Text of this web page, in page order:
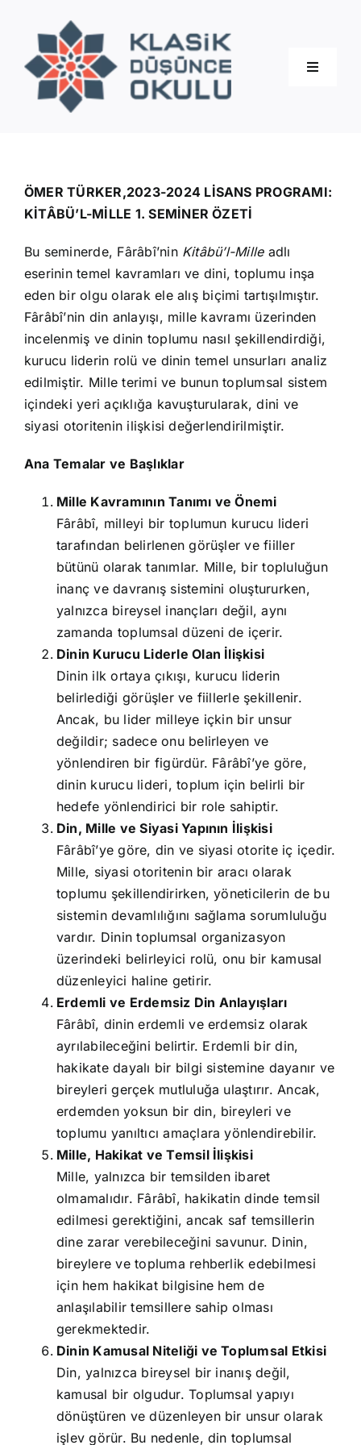
content
Toggle
Eğitimler
İletişim
ÖMER TÜRKER,2023-2024 LİSANS PROGRAMI:
KİTÂBÜ’L-MİLLE 1. SEMİNER ÖZETİ
Bu seminerde, Fârâbî’nin Kitâbü’l-Milleadlı
eserinin temel kavramları ve dini, toplumu inşa
eden bir olgu olarak ele alış biçimi tartışılmıştır.
Fârâbî’nin din anlayışı, mille kavramı üzerinden
incelenmiş ve dinin toplumu nasıl şekillendirdiği,
kurucu liderin rolü ve dinin temel unsurları analiz
edilmiştir. Mille terimi ve bunun toplumsal sistem
içindeki yeri açıklığa kavuşturularak, dini ve
siyasi otoritenin ilişkisi değerlendirilmiştir.
Ana Temalar ve Başlıklar
Mille Kavramının Tanımı ve Önemi
Fârâbî, milleyi bir toplumun kurucu lideri
tarafından belirlenen görüşler ve fiiller
bütünü olarak tanımlar. Mille, bir topluluğun
inanç ve davranış sistemini oluştururken,
yalnızca bireysel inançları değil, aynı
zamanda toplumsal düzeni de içerir.
Dinin Kurucu Liderle Olan İlişkisi
Dinin ilk ortaya çıkışı, kurucu liderin
belirlediği görüşler ve fiillerle şekillenir.
Ancak, bu lider milleye içkin bir unsur
değildir; sadece onu belirleyen ve
yönlendiren bir figürdür. Fârâbî’ye göre,
dinin kurucu lideri, toplum için belirli bir
hedefe yönlendirici bir role sahiptir.
Din, Mille ve Siyasi Yapının İlişkisi
Fârâbî’ye göre, din ve siyasi otorite iç içedir.
Mille, siyasi otoritenin bir aracı olarak
toplumu şekillendirirken, yöneticilerin de bu
sistemin devamlılığını sağlama sorumluluğu
vardır. Dinin toplumsal organizasyon
üzerindeki belirleyici rolü, onu bir kamusal
düzenleyici haline getirir.
Erdemli ve Erdemsiz Din Anlayışları
Fârâbî, dinin erdemli ve erdemsiz olarak
ayrılabileceğini belirtir. Erdemli bir din,
hakikate dayalı bir bilgi sistemine dayanır ve
bireyleri gerçek mutluluğa ulaştırır. Ancak,
erdemden yoksun bir din, bireyleri ve
toplumu yanıltıcı amaçlara yönlendirebilir.
Mille, Hakikat ve Temsil İlişkisi
Mille, yalnızca bir temsilden ibaret
olmamalıdır. Fârâbî, hakikatin dinde temsil
edilmesi gerektiğini, ancak saf temsillerin
dine zarar verebileceğini savunur. Dinin,
bireylere ve topluma rehberlik edebilmesi
için hem hakikat bilgisine hem de
anlaşılabilir temsillere sahip olması
gerekmektedir.
Dinin Kamusal Niteliği ve Toplumsal Etkisi
Din, yalnızca bireysel bir inanış değil,
kamusal bir olgudur. Toplumsal yapıyı
dönüştüren ve düzenleyen bir unsur olarak
işlev görür. Bu nedenle, din toplumsal